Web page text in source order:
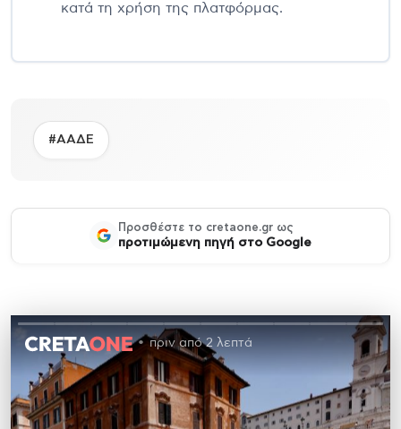
κατά τη χρήση της πλατφόρμας.
#ΑΑΔΕ
Προσθέστε το cretaone.gr ως
προτιμώμενη πηγή στο Google
πριν από 2 λεπτά